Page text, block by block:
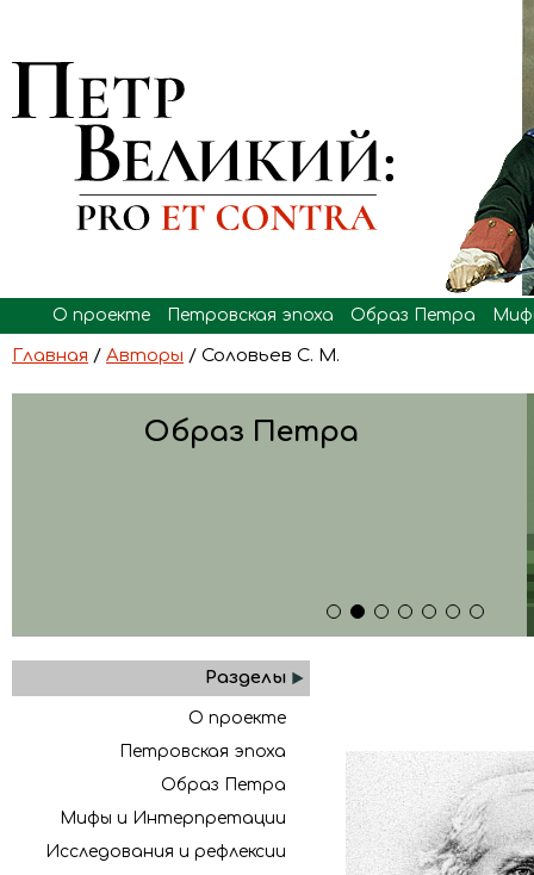
О проекте Петровская эпоха Образ Петра
Главная / Авторы / Соловьев С. М.
Образ Петра
Разделы
О проекте
Петровская эпоха
Образ Петра
Мифы и Интерпретации
Исследования и рефлексии